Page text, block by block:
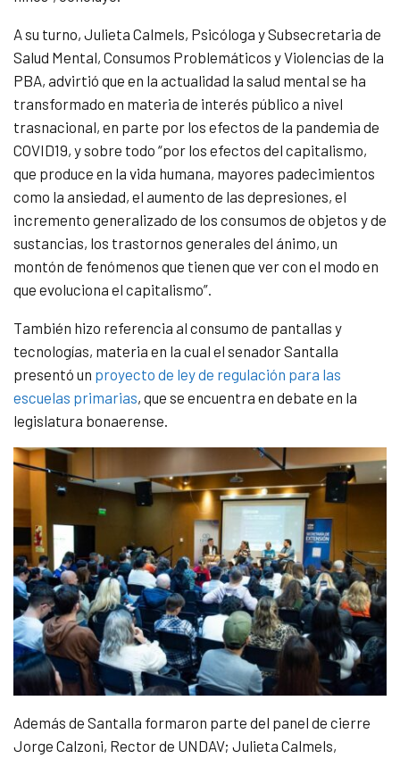
A su turno, Julieta Calmels, Psicóloga y Subsecretaria de
Salud Mental, Consumos Problemáticos y Violencias de la
PBA, advirtió que en la actualidad la salud mental se ha
transformado en materia de interés público a nivel
trasnacional, en parte por los efectos de la pandemia de
COVID19, y sobre todo “por los efectos del capitalismo,
que produce en la vida humana, mayores padecimientos
como la ansiedad, el aumento de las depresiones, el
incremento generalizado de los consumos de objetos y de
sustancias, los trastornos generales del ánimo, un
montón de fenómenos que tienen que ver con el modo en
que evoluciona el capitalismo”.
También hizo referencia al consumo de pantallas y
tecnologías, materia en la cual el senador Santalla
presentó un proyecto de ley de regulación para las
escuelas primarias, que se encuentra en debate en la
legislatura bonaerense.
Además de Santalla formaron parte del panel de cierre
Jorge Calzoni, Rector de UNDAV; Julieta Calmels,